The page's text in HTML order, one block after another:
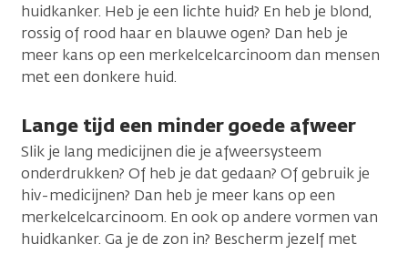
huidkanker. Heb je een lichte huid? En heb je blond,
rossig of rood haar en blauwe ogen? Dan heb je
meer kans op een merkelcelcarcinoom dan mensen
met een donkere huid.
Lange tijd een minder goede afweer
Slik je lang medicijnen die je afweersysteem
onderdrukken? Of heb je dat gedaan? Of gebruik je
hiv-medicijnen? Dan heb je meer kans op een
merkelcelcarcinoom. En ook op andere vormen van
huidkanker. Ga je de zon in? Bescherm jezelf met